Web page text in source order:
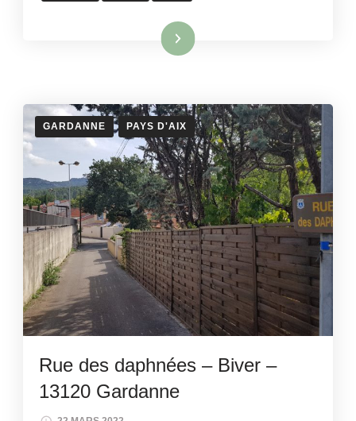
Lire la suite
GARDANNE PAYS D'AIX
Rue des daphnées – Biver –
13120 Gardanne